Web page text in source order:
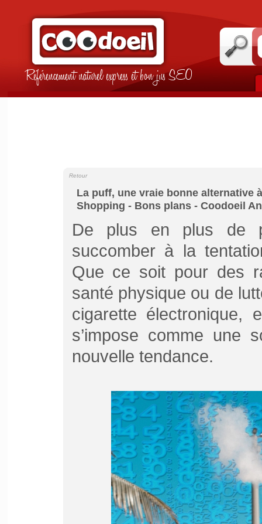
Référencement naturel express et bon jus SEO
La puff, une vraie bonne alternative
Shopping - Bons plans - Coodoeil
Retour
De plus en plus de
succomber à la
Que ce soit pour des
santé physique ou de
cigarette électronique,
s’impose comme une
nouvelle tendance.